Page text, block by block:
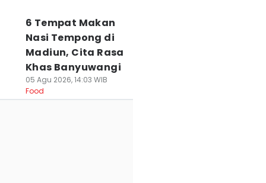
6 Tempat Makan
Nasi Tempong di
Madiun, Cita Rasa
Khas Banyuwangi
05 Agu 2026, 14:03 WIB
Food